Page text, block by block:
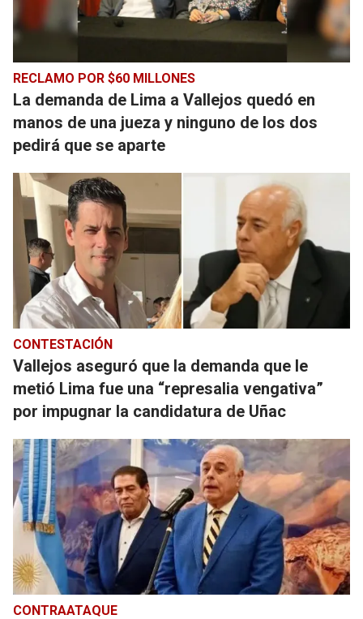
RECLAMO POR $60 MILLONES
La demanda de Lima a Vallejos quedó en
manos de una jueza y ninguno de los dos
pedirá que se aparte
CONTESTACIÓN
Vallejos aseguró que la demanda que le
metió Lima fue una “represalia vengativa”
por impugnar la candidatura de Uñac
CONTRAATAQUE